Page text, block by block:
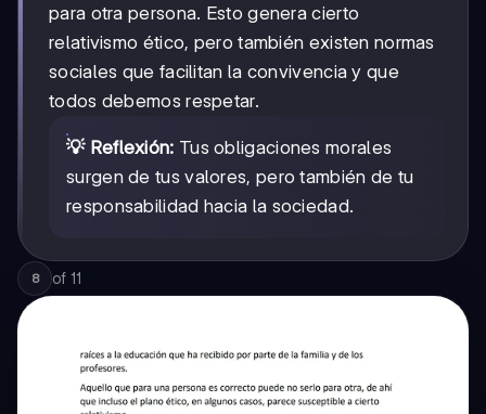
para otra persona. Esto genera cierto
relativismo ético, pero también existen normas
sociales que facilitan la convivencia y que
todos debemos respetar.
💡 Reflexión: Tus obligaciones morales
surgen de tus valores, pero también de tu
responsabilidad hacia la sociedad.
8 of 11